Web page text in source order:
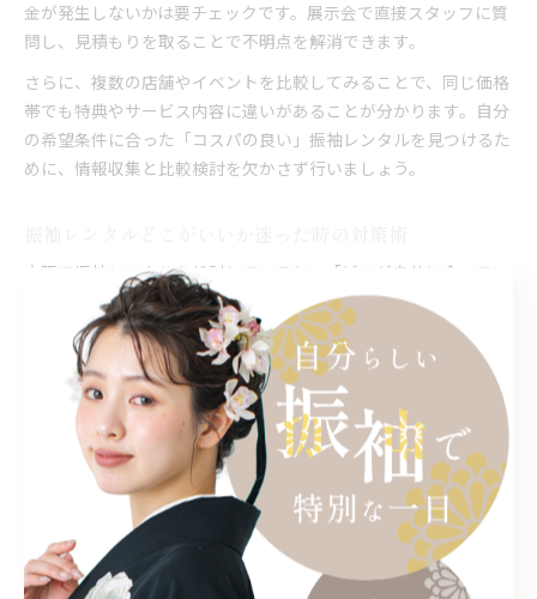
金が発生しないかは要チェックです。展示会で直接スタッフに質
問し、見積もりを取ることで不明点を解消できます。
さらに、複数の店舗やイベントを比較してみることで、同じ価格
帯でも特典やサービス内容に違いがあることが分かります。自分
の希望条件に合った「コスパの良い」振袖レンタルを見つけるた
めに、情報収集と比較検討を欠かさず行いましょう。
大阪で振袖レンタルを検討していると、「どこが自分に合ってい
るのか」と迷う方も多いはずです。その場合、まずは振袖展示会
やイベントに足を運び、実際に振袖やサービスを体験するのがお
すすめです。イベントでは複数のブランドやデザインを比較でき
るため、自分の好みや希望に合った一着を見つけやすくなりま
また、スタッフの接客やアドバイスの質も重要な判断材料です。
親身な対応や丁寧な説明がある店舗は、初めての振袖選びでも安
心感があります。実際の利用者の口コミや体験談を参考にするの
も有効で、成人式や特別な日の準備をスムーズに進めるためのヒ
ントが得られます。